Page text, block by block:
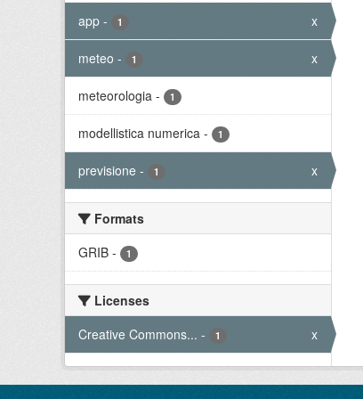
app - 1 x
meteo - 1 x
meteorologia - 1
modellistica numerica - 1
previsione - 1 x
Formats
GRIB - 1
Licenses
Creative Commons... - 1 x